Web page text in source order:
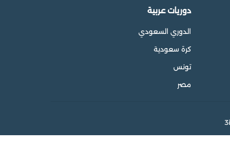
دوريات عربية
الدوري السعودي
كرة سعودية
تونس
مصر